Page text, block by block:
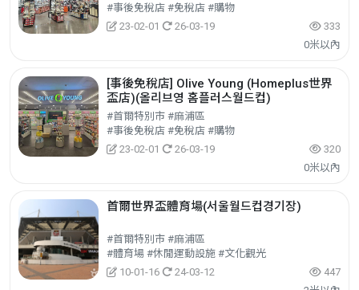
#事後免稅店 #免稅店 #購物
23-02-01
26-03-19
333
0米以內
[事後免稅店] Olive Young (Homeplus世界
盃店)(올리브영 홈플러스월드컵)
#首爾特別市 #麻浦區
#事後免稅店 #免稅店 #購物
23-02-01
26-03-19
320
0米以內
首爾世界盃體育場(서울월드컵경기장)
#首爾特別市 #麻浦區
#體育場 #休閒運動設施 #文化觀光
10-01-16
24-03-12
447